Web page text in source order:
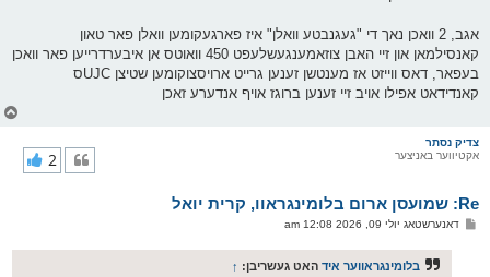
אגב, 2 וואכן נאך די "געגנבטע וואלן" איז פארגעקומען וואלן פאר טאון
קאנסילמאן און זיי האבן צוזאמענגעשלעפט 450 וואוטס אן איבערדרייען פאר וואכן
בעפאר, דאס ווייזט אז מענטשן זענען גרייט ארויסצוקומען שטיצן UJCס
קאנדידאט אפילו אויב זיי זענען ברוגז אויף אנדערע זאכן
צדיק נסתר
אקטיווער באניצער
Re: שמועסן ארום בלומינגראוו, קרית יואל
2
פדאנערשטאג יולי 09, 2026 12:08 am
בלומינגראווער איד האט געשריבן: ↑